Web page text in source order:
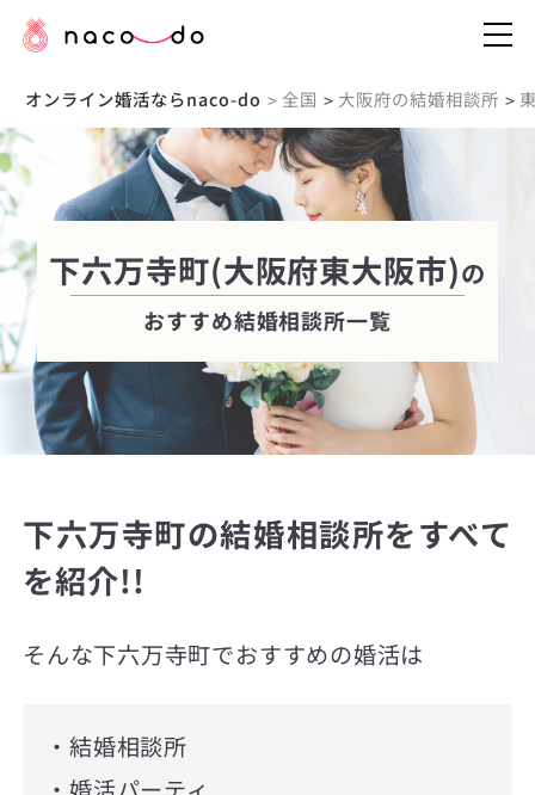
オンライン婚活ならnaco-do > 全国 > 大阪府の結婚相談所 >
下六万寺町(大阪府東大阪市)の
おすすめ結婚相談所一覧
下六万寺町の結婚相談所をすべて
を紹介!!
そんな下六万寺町でおすすめの婚活は
・結婚相談所